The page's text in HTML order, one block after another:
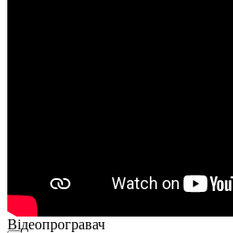
Відеопрогравач